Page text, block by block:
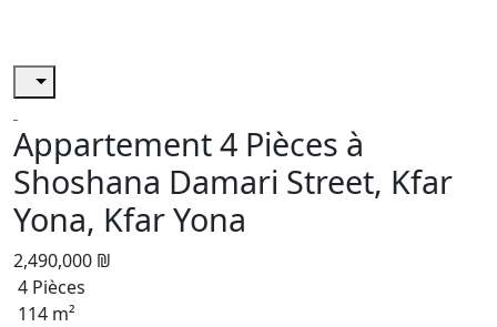
Appartement 4 Pièces à
Shoshana Damari Street, Kfar
Yona, Kfar Yona
2,490,000 ₪
4 Pièces
114 m²